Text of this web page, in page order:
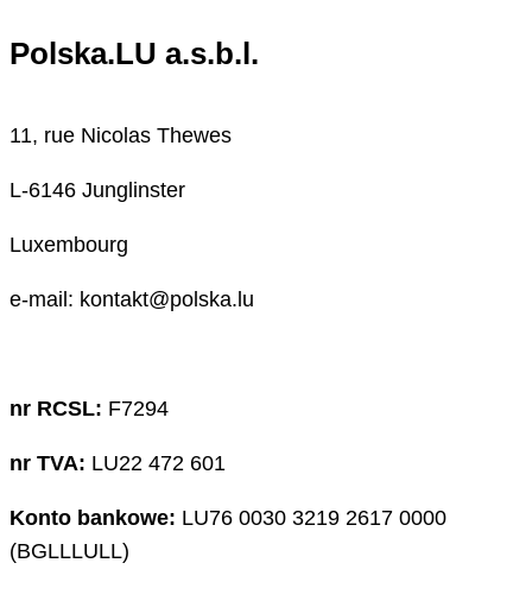
Polska.LU a.s.b.l.
11, rue Nicolas Thewes
L-6146 Junglinster
Luxembourg
e-mail: kontakt@polska.lu
nr RCSL: F7294
nr TVA: LU22 472 601
Konto bankowe: LU76 0030 3219 2617 0000
(BGLLLULL)